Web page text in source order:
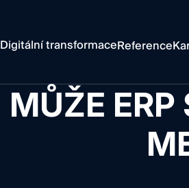
Digitální transformaceReference
MŮŽE